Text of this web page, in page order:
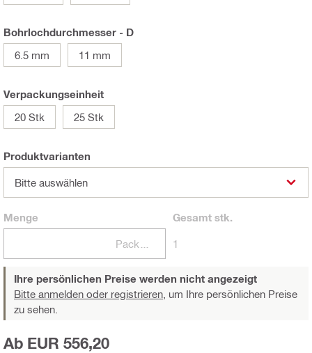
Bohrlochdurchmesser - D
6.5 mm
11 mm
Verpackungseinheit
20 Stk
25 Stk
Produktvarianten
Bitte auswählen
Menge Gesamtstk.
1
Ihre persönlichen Preise werden nicht angezeigt
Bitte anmelden oder registrieren, um Ihre persönlichen Preise
zu sehen.
Ab EUR 556,20